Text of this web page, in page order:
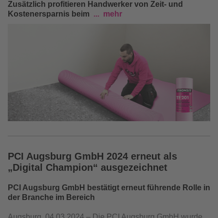
Zusätzlich profitieren Handwerker von Zeit- und
Kosten­ersparnis beim
mehr
PCI Augsburg GmbH 2024 erneut als
„Digital Champion“ ausgezeichnet
PCI Augsburg GmbH bestätigt erneut führende Rolle in
der Branche im Bereich